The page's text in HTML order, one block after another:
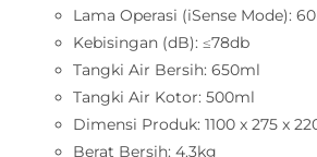
Lama Operasi (iSense Mode):
Kebisingan (dB): ≤78db
Tangki Air Bersih: 650ml
Tangki Air Kotor: 500ml
Dimensi Produk: 1100 x 275 x
Berat Bersih: 4.3kg